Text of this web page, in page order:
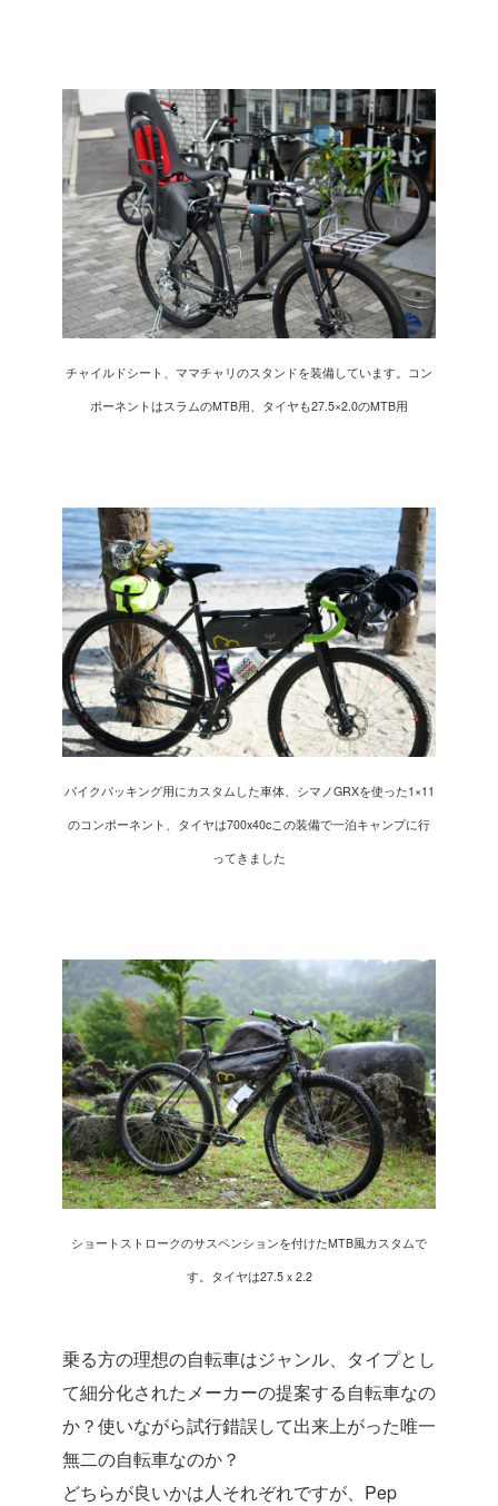
チャイルドシート、ママチャリのスタンドを装備しています。コン
ポーネントはスラムのMTB用、タイヤも27.5×2.0のMTB用
バイクパッキング用にカスタムした車体、シマノGRXを使った1×11
のコンポーネント、タイヤは700x40cこの装備で一泊キャンプに行
ってきました
ショートストロークのサスペンションを付けたMTB風カスタムで
す。タイヤは27.5ｘ2.2
乗る方の理想の自転車はジャンル、タイプとし
て細分化されたメーカーの提案する自転車なの
か？使いながら試行錯誤して出来上がった唯一
無二の自転車なのか？
どちらが良いかは人それぞれですが、Pep